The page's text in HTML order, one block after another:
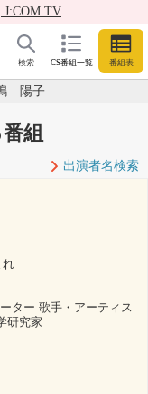
J:COM TV
CS番組一覧 番組表
検索
陽子
組
出演者名検索
れ
ター 歌手・アーティス
研究家